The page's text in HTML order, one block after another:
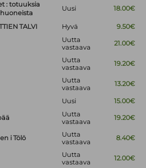
: totuuksia
Uusi 18.00€
TALVI Hyvä 9.50€
Uutta
vastaava
21.00€
Uutta
vastaava
19.20€
Uutta
vastaava
13.20€
Uusi 15.00€
Uutta
vastaava
19.20€
i Tölö
Uutta
vastaava
8.40€
Uutta
vastaava
12.00€